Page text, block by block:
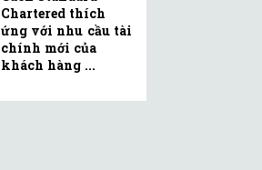
Chartered thích
ứng với nhu cầu tài
chính mới của
khách hàng ...